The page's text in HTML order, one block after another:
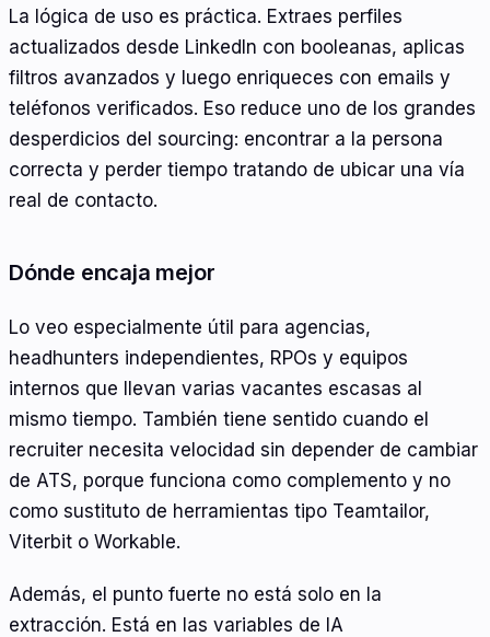
La lógica de uso es práctica. Extraes perfiles
actualizados desde LinkedIn con booleanas, aplicas
filtros avanzados y luego enriqueces con emails y
teléfonos verificados. Eso reduce uno de los grandes
desperdicios del sourcing: encontrar a la persona
correcta y perder tiempo tratando de ubicar una vía
real de contacto.
Dónde encaja mejor
Lo veo especialmente útil para agencias,
headhunters independientes, RPOs y equipos
internos que llevan varias vacantes escasas al
mismo tiempo. También tiene sentido cuando el
recruiter necesita velocidad sin depender de cambiar
de ATS, porque funciona como complemento y no
como sustituto de herramientas tipo Teamtailor,
Viterbit o Workable.
Además, el punto fuerte no está solo en la
extracción. Está en las variables de IA